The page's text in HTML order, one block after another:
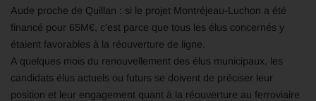
Aude proche de Quillan : si le projet Montréjeau-Luchon a été
financé pour 65M€, c’est parce que tous les élus concernés y
étaient favorables à la réouverture de ligne.
A quelques mois du renouvellement des élus municipaux, les
candidats élus actuels ou futurs se doivent de préciser leur
position et leur engagement quant à la réouverture au ferroviaire